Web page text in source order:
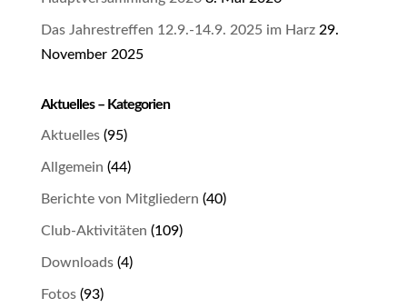
Das Jahrestreffen 12.9.-14.9. 2025 im Harz 29.
November 2025
Aktuelles – Kategorien
Aktuelles(95)
Allgemein (44)
Berichte von Mitgliedern (40)
Club-Aktivitäten (109)
Downloads(4)
Fotos(93)